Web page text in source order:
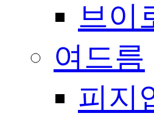
브이
여드름
피지